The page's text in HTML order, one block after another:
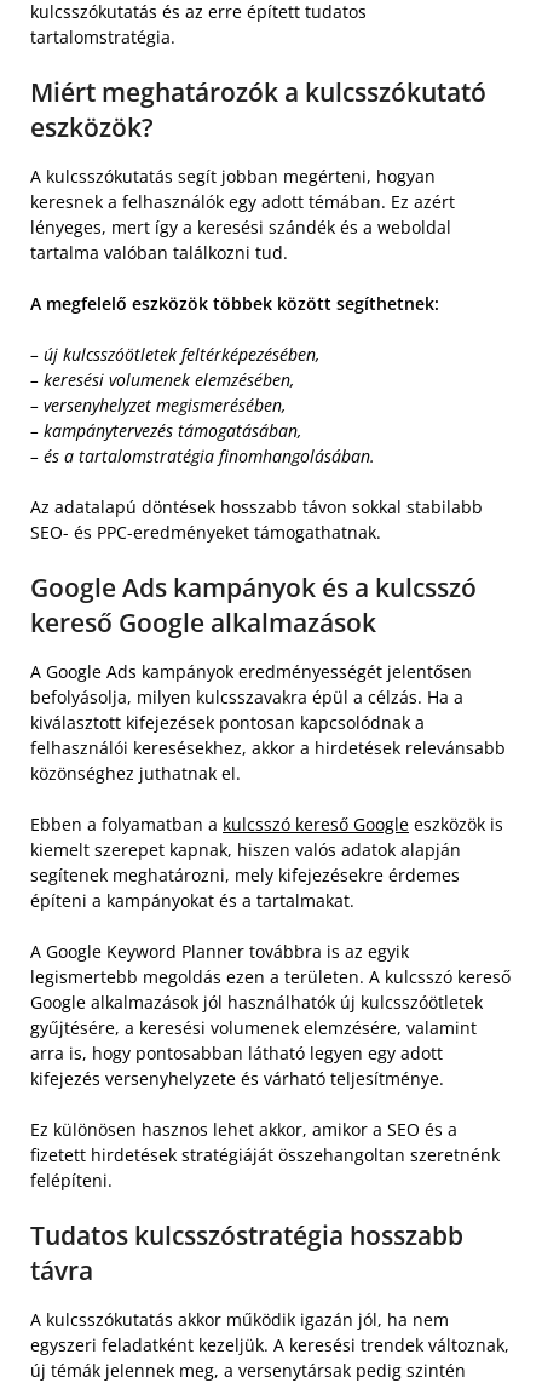
kulcsszókutatás és az erre épített tudatos
tartalomstratégia.
Miért meghatározók a kulcsszókutató
eszközök?
A kulcsszókutatás segít jobban megérteni, hogyan
keresnek a felhasználók egy adott témában. Ez azért
lényeges, mert így a keresési szándék és a weboldal
tartalma valóban találkozni tud.
A megfelelő eszközök többek között segíthetnek:
– új kulcsszóötletek feltérképezésében,
– keresési volumenek elemzésében,
– versenyhelyzet megismerésében,
– kampánytervezés támogatásában,
– és a tartalomstratégia finomhangolásában.
Az adatalapú döntések hosszabb távon sokkal stabilabb
SEO- és PPC-eredményeket támogathatnak.
Google Ads kampányok és a kulcsszó
kereső Google alkalmazások
A Google Ads kampányok eredményességét jelentősen
befolyásolja, milyen kulcsszavakra épül a célzás. Ha a
kiválasztott kifejezések pontosan kapcsolódnak a
felhasználói keresésekhez, akkor a hirdetések relevánsabb
közönséghez juthatnak el.
Ebben a folyamatban a kulcsszó kereső Google eszközök is
kiemelt szerepet kapnak, hiszen valós adatok alapján
segítenek meghatározni, mely kifejezésekre érdemes
építeni a kampányokat és a tartalmakat.
A Google Keyword Planner továbbra is az egyik
legismertebb megoldás ezen a területen. A kulcsszó kereső
Google alkalmazások jól használhatók új kulcsszóötletek
gyűjtésére, a keresési volumenek elemzésére, valamint
arra is, hogy pontosabban látható legyen egy adott
kifejezés versenyhelyzete és várható teljesítménye.
Ez különösen hasznos lehet akkor, amikor a SEO és a
fizetett hirdetések stratégiáját összehangoltan szeretnénk
felépíteni.
Tudatos kulcsszóstratégia hosszabb
távra
A kulcsszókutatás akkor működik igazán jól, ha nem
egyszeri feladatként kezeljük. A keresési trendek változnak,
új témák jelennek meg, a versenytársak pedig szintén